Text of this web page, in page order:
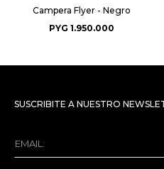
Campera Flyer - Negro
PYG 1.950.000
SUSCRIBITE A NUESTRO